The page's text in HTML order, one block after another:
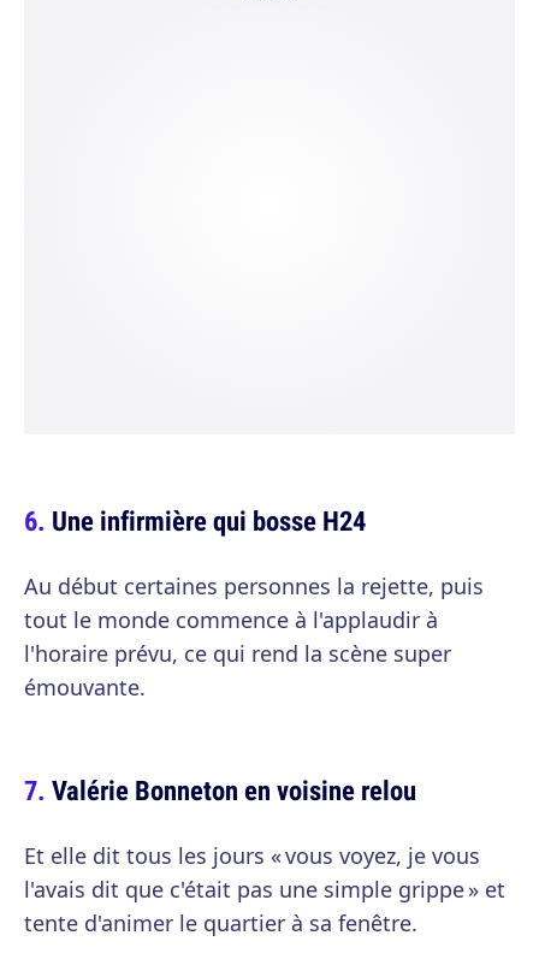
Une infirmière qui bosse H24
Au début certaines personnes la rejette, puis
tout le monde commence à l'applaudir à
l'horaire prévu, ce qui rend la scène super
émouvante.
Valérie Bonneton en voisine relou
Et elle dit tous les jours « vous voyez, je vous
l'avais dit que c'était pas une simple grippe » et
tente d'animer le quartier à sa fenêtre.